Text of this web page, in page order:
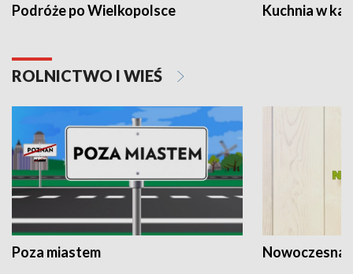
Podróże po Wielkopolsce Kuchnia w
ROLNICTWO I WIEŚ
Poza miastem Nowoczesna